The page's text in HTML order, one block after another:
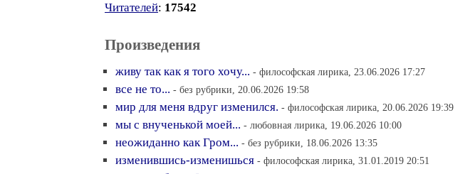
Читателей: 17542
Произведения
живу так как я того хочу... - философская лирика, 23.06.2026 17:27
все не то... - без рубрики, 20.06.2026 19:58
мир для меня вдруг изменился. - философская лирика, 20.06.2026 19:39
мы с внученькой моей... - любовная лирика, 19.06.2026 10:00
неожиданно как Гром... - без рубрики, 18.06.2026 13:35
изменившись-изменишься - философская лирика, 31.01.2019 20:51